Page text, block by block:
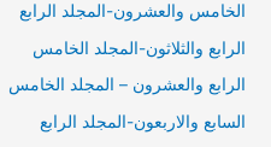
الخامس والعشرون-المجلد الرابع
الرابع والثلاثون-المجلد الخامس
الرابع والعشرون – المجلد الخامس
السابع والاربعون-المجلد الرابع